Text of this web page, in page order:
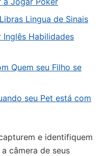
Lingua de Sinais
Habilidades
Quem seu Filho se
seu Pet está com
e identifiquem
câmera de seus